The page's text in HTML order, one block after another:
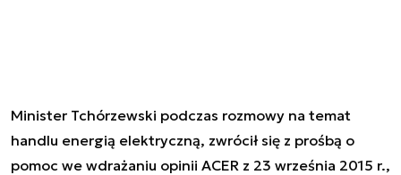
Minister Tchórzewski podczas rozmowy na temat
handlu energią elektryczną, zwrócił się z prośbą o
pomoc we wdrażaniu opinii ACER z 23 września 2015 r.,